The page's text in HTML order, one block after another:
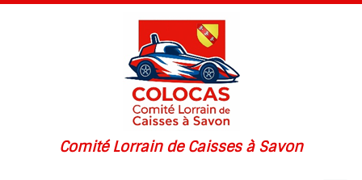
Comité Lorrain de Caisses à Savon